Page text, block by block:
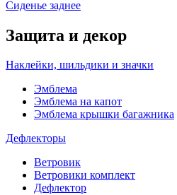
Сиденье заднее
Защита и декор
Наклейки, шильдики и значки
Эмблема
Эмблема на капот
Эмблема крышки багажника
Дефлекторы
Ветровик
Ветровики комплект
Дефлектор